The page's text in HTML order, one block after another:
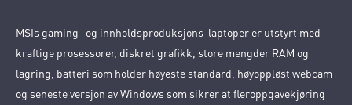
MSIs gaming- og innholdsproduksjons-laptoper er utstyrt med
kraftige prosessorer, diskret grafikk, store mengder RAM og
lagring, batteri som holder høyeste standard, høyoppløst webcam
og seneste versjon av Windows som sikrer at fleroppgavekjøring